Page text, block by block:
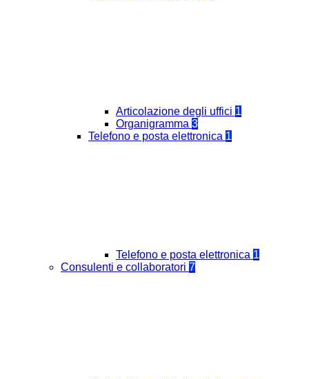
Articolazione degli uffici 1
Organigramma 3
Telefono e posta elettronica 1
Telefono e posta elettronica 1
Consulenti e collaboratori 7